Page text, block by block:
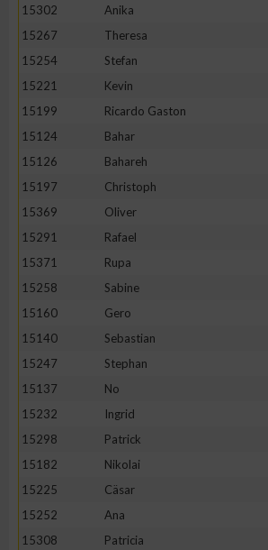
15302
Anika
15267
Theresa
15254
Stefan
15221
Kevin
15199
Ricardo Gaston
15124
Bahar
15126
Bahareh
15197
Christoph
15369
Oliver
15291
Rafael
15371
Rupa
15258
Sabine
15160
Gero
15140
Sebastian
15247
Stephan
15137
No
15232
Ingrid
15298
Patrick
15182
Nikolai
15225
Cäsar
15252
Ana
15308
Patricia
Erstellung von Profilen zur
Verwendung von Profilen zur Auswahl
verschiedenen Quellen
Entwicklung und Verbesserung der
Verwendung reduzierter Daten zur
IAB-Besonderheiten:
Verwendung genauer Standortdaten
Nicht-IAB-Verarbeitungszwecke: